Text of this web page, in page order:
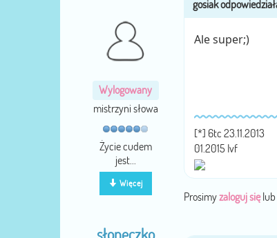
Wylogowany
mistrzyni słowa
Życie cudem
jest...
Więcej
Ale super;)
[*] 6tc 23.11.2013
01.2015 Ivf
Prosimyzaloguj sięlub